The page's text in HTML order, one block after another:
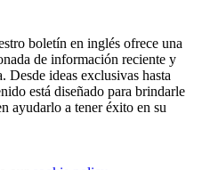
boletín en inglés ofrece una
de información reciente y
Desde ideas exclusivas hasta
está diseñado para brindarle
ayudarlo a tener éxito en su